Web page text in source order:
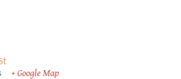
+ Google Map